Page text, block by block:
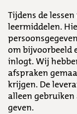
Tijdens de
leermiddelen.
om bijvoorbeeld
inlogt. Wij
afspraken
krijgen. De
alleen
geven.